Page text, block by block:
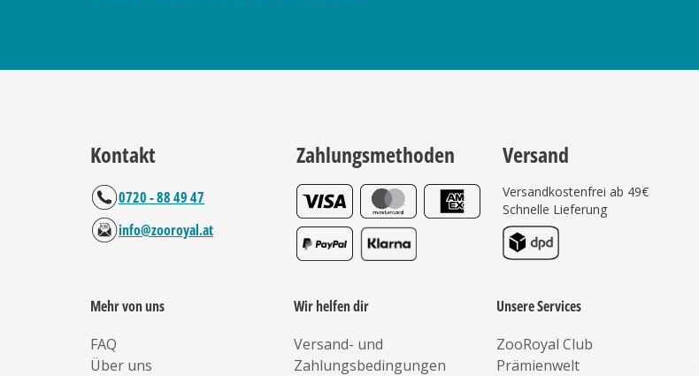
Kontakt
0720 - 88 49 47
info@zooroyal.at
Zahlungsmethoden Versand
Versandkostenfrei ab 49€
Schnelle Lieferung
Mehr von uns
FAQ
Über uns
Wir helfen dir
Versand- und
Zahlungsbedingungen
Unsere Services
ZooRoyal Club
Prämienwelt